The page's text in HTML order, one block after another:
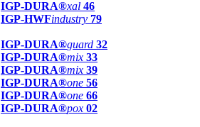
IGP-DURA®xal 46
IGP-HWFindustry 79
IGP-DURA®guard 32
IGP-DURA®mix 33
IGP-DURA®mix 39
IGP-DURA®one 56
IGP-DURA®one 66
IGP-DURA®pox 02